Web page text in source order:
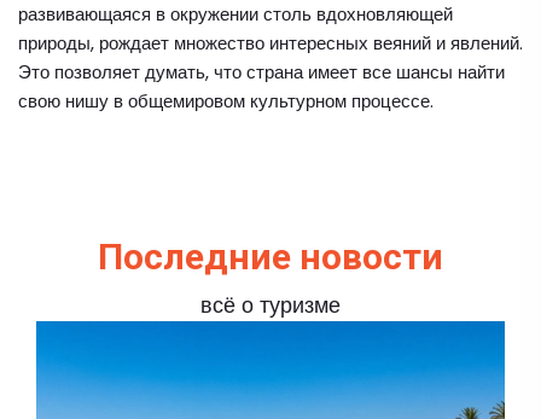
развивающаяся в окружении столь вдохновляющей
природы, рождает множество интересных веяний и явлений.
Это позволяет думать, что страна имеет все шансы найти
свою нишу в общемировом культурном процессе.
Последние новости
всё о туризме